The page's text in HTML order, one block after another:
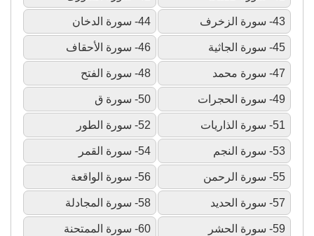
43- سورة الزخرف 44- سورة الدخان
45- سورة الجاثية 46- سورة الأحقاف
47- سورة محمد 48- سورة الفتح
49- سورة الحجرات 50- سورة ق
51- سورة الذاريات 52- سورة الطور
53- سورة النجم 54- سورة القمر
55- سورة الرحمن 56- سورة الواقعة
57- سورة الحديد 58- سورة المجادلة
59- سورة الحشر 60- سورة الممتحنة